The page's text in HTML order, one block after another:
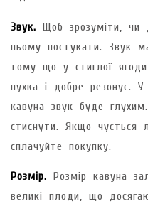
Звук. Щоб зрозуміти, чи
ньому постукати. Звук
тому що у стиглої
пухка і добре резонує. У
кавуна звук буде
стиснути. Якщо чується
сплачуйте покупку.
Розмір. Розмір кавуна
великі плоди, що